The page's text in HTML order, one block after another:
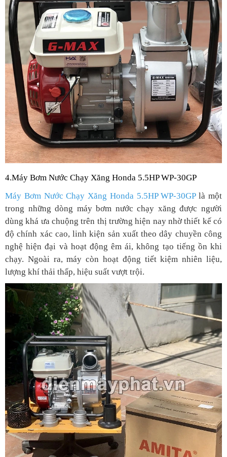
4.Máy Bơm Nước Chạy Xăng Honda 5.5HP WP-30GP
Máy Bơm Nước Chạy Xăng Honda 5.5HP WP-30GPlà một
trong những dòng máy bơm nước chạy xăng được người
dùng khá ưa chuộng trên thị trường hiện nay nhờ thiết kế có
độ chính xác cao, linh kiện sản xuất theo dây chuyền công
nghệ hiện đại và hoạt động êm ái, không tạo tiếng ồn khi
chạy. Ngoài ra, máy còn hoạt động tiết kiệm nhiên liệu,
lượng khí thải thấp, hiệu suất vượt trội.